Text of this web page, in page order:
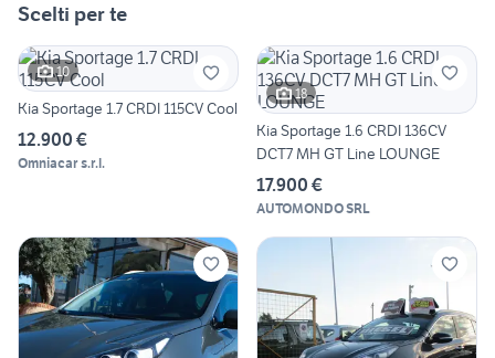
Scelti per te
10
Kia Sportage 1.7 CRDI 115CV Cool
12.900 €
Omniacar s.r.l.
18
Kia Sportage 1.6 CRDI 136CV
DCT7 MH GT Line LOUNGE
17.900 €
AUTOMONDO SRL